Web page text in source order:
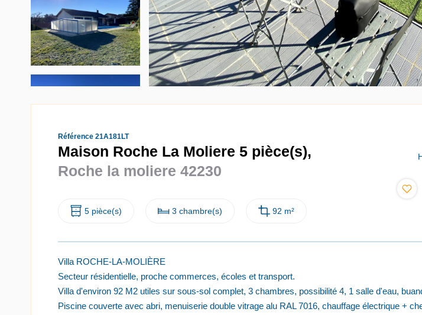
Référence 21A181LT
Maison Roche La Moliere 5 pièce(s),
Roche la moliere 42230
5 pièce(s) 3 chambre(s) 92 m²
Villa ROCHE-LA-MOLIÈRE
Secteur résidentielle, proche commerces, écoles et transport.
Villa d'environ 92 M2 utiles sur sous-sol complet, 3 chambres, possibilité 4, 1 salle d'eau,
Piscine couverte avec abri, menuiserie double vitrage alu RAL 7016, chauffage électrique +